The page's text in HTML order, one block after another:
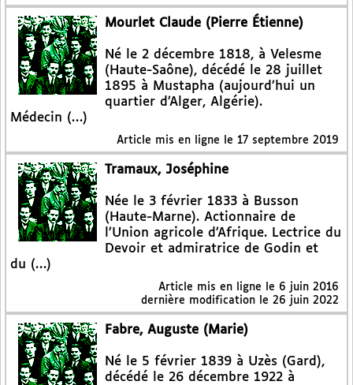
Mourlet Claude (Pierre Étienne)
Né le 2 décembre 1818, à Velesme
(Haute-Saône), décédé le 28 juillet
1895 à Mustapha (aujourd’hui un
quartier d’Alger, Algérie).
Médecin (…)
Article mis en ligne le 17 septembre 2019
Tramaux, Joséphine
Née le 3 février 1833 à Busson
(Haute-Marne). Actionnaire de
l’Union agricole d’Afrique. Lectrice du
Devoir et admiratrice de Godin et
du (…)
Article mis en ligne le 6 juin 2016
dernière modification le 26 juin 2022
Fabre, Auguste (Marie)
Né le 5 février 1839 à Uzès (Gard),
décédé le 26 décembre 1922 à